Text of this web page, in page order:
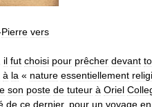
Pierre vers
il fut choisi pour prêcher devant
à la « nature essentiellement
son poste de tuteur à Oriel
de ce dernier, pour un voyage en